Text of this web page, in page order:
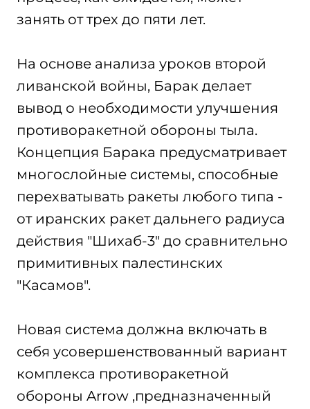
занять от трех до пяти лет.
На основе анализа уроков второй
ливанской войны, Барак делает
вывод о необходимости улучшения
противоракетной обороны тыла.
Концепция Барака предусматривает
многослойные системы, способные
перехватывать ракеты любого типа -
от иранских ракет дальнего радиуса
действия "Шихаб-3" до сравнительно
примитивных палестинских
"Касамов".
Новая система должна включать в
себя усовершенствованный вариант
комплекса противоракетной
обороны Arrow ,предназначенный